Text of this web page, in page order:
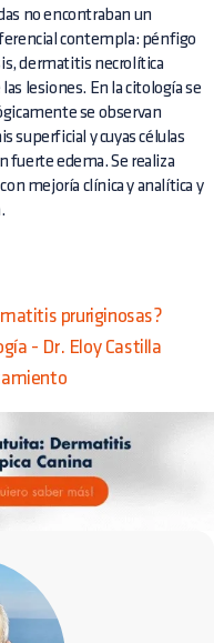
no encontraban un
contempla: pénfigo
dermatitis necrolítica
lesiones. En la citología se
se observan
superficial y cuyas células
fuerte edema. Se realiza
mejoría clínica y analítica y
pruriginosas?
- Dr. Eloy Castilla